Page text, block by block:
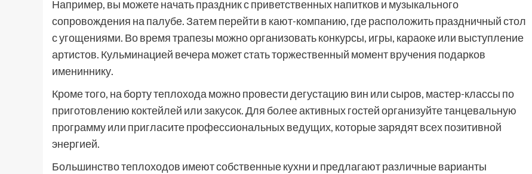
Например, вы можете начать праздник с приветственных напитков и музыкального
сопровождения на палубе. Затем перейти в кают-компанию, где расположить праздничный стол
с угощениями. Во время трапезы можно организовать конкурсы, игры, караоке или выступление
артистов. Кульминацией вечера может стать торжественный момент вручения подарков
имениннику.
Кроме того, на борту теплохода можно провести дегустацию вин или сыров, мастер-классы по
приготовлению коктейлей или закусок. Для более активных гостей организуйте танцевальную
программу или пригласите профессиональных ведущих, которые зарядят всех позитивной
энергией.
Большинство теплоходов имеют собственные кухни и предлагают различные варианты